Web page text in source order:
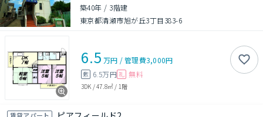
築40年 / 3階建
東京都清瀬市旭が丘3丁目383-6
6.5 万円 /管理費3,000円
敷 6.5万円 礼 無料
3DK /47.8㎡ / 1階
賃貸アパート